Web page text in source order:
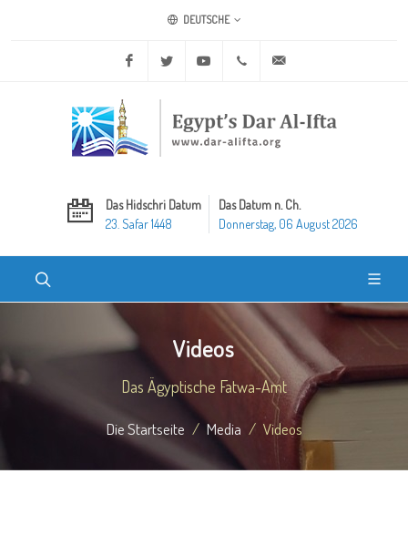
DEUTSCHE
Facebook Twitter Youtube +20 2 25970400
Das Hidschri Datum
23. Safar 1448
Das Datum n. Ch.
Donnerstag, 06 August 2026
Videos
Das Ägyptische Fatwa-Amt
Die Startseite Media Videos